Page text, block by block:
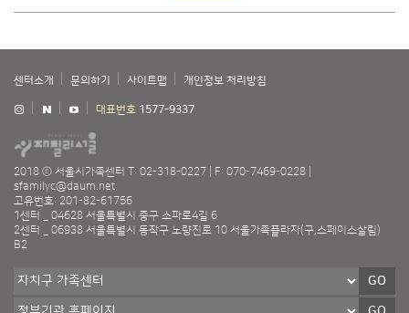
센터소개 문의하기 사이트맵 개인정보 처리방침
대표번호 1577-9337
2018 ⓒ 서울시가족센터 T: 02-318-0227
F: 070-7469-0228
sfamilyc@daum.net
고유번호: 201-82-61756
1센터 _ 04628 서울특별시 중구 소파로4길 6
2센터 _ 06938 서울특별시 동작구 노량진로 10 서울가족플라자(구,스페이스살림)
B2
GO